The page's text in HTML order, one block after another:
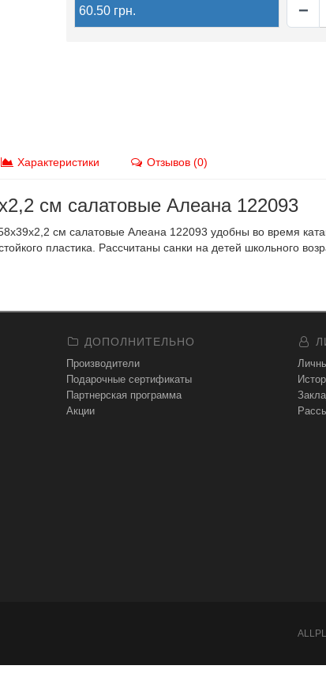
60.50 грн. −
Характеристики Отзывов (0)
см салатовые Алеана 122093
см салатовые Алеана 122093 удобны во время
пластика. Рассчитаны санки на детей школьного
ДОПОЛНИТЕЛЬНО
Производители
Подарочные сертификаты
Партнерская программа
Акции